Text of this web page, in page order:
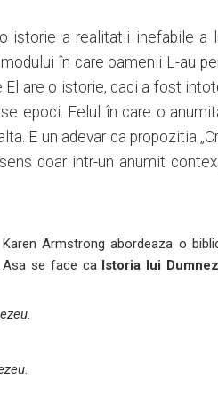
istorie a realitatii inefabile
în care oamenii L-au
El are o istorie, caci a fost
epoci. Felul în care o
E un adevar ca propozitia
doar intr-un anumit
Armstrong abordeaza o
Asa se face ca Istoria lui
.
.